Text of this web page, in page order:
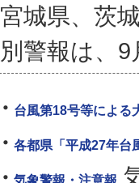
宮城県、茨
別警報は、
台風第18号等によ
各都県「平成27年台
気象警報・注意報